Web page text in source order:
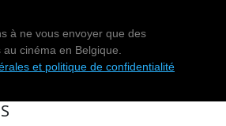
à ne vous envoyer que des
cinéma en Belgique.
et politique de confidentialité